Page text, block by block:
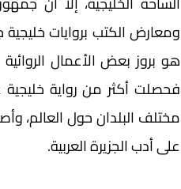
على أدب الجزيرة العربية.